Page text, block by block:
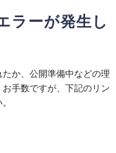
ラーが発生し
か、公開準備中などの理
手数ですが、下記のリン